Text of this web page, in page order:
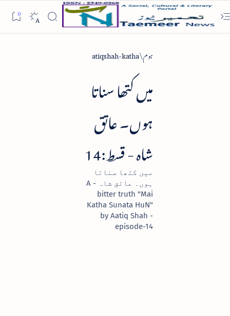
ہوم atiqshah-katha
میں کتھا سناتا
ہوں۔ عاتق
شاہ - قسط:14
میں کتھا سناتا
ہوں۔ عاتق شاہ - A
bitter truth "Mai
Katha Sunata HuN"
by Aatiq Shah -
episode-14